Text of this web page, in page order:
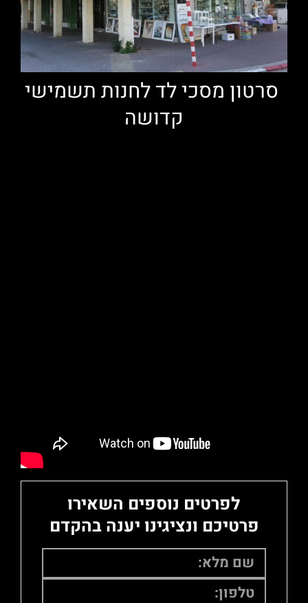
סרטון מסכי לד לחנות תשמישי
קדושה
לפרטים נוספים השאירו
פרטיכם ונציגינו יענה בהקדם